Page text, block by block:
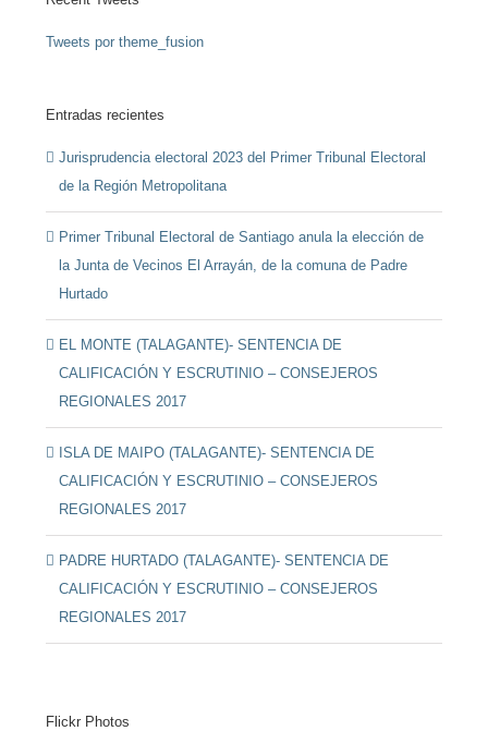
Tweets por theme_fusion
Entradas recientes
Jurisprudencia electoral 2023 del Primer Tribunal Electoral
de la Región Metropolitana
Primer Tribunal Electoral de Santiago anula la elección de
la Junta de Vecinos El Arrayán, de la comuna de Padre
Hurtado
EL MONTE (TALAGANTE)- SENTENCIA DE
CALIFICACIÓN Y ESCRUTINIO – CONSEJEROS
REGIONALES 2017
ISLA DE MAIPO (TALAGANTE)- SENTENCIA DE
CALIFICACIÓN Y ESCRUTINIO – CONSEJEROS
REGIONALES 2017
PADRE HURTADO (TALAGANTE)- SENTENCIA DE
CALIFICACIÓN Y ESCRUTINIO – CONSEJEROS
REGIONALES 2017
Flickr Photos